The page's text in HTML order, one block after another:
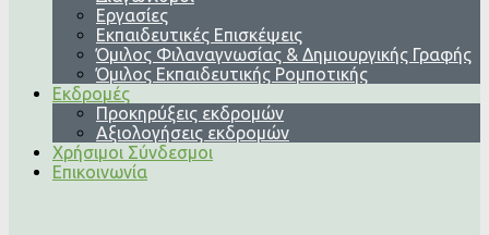
Εργασίες
Εκπαιδευτικές Επισκέψεις
Όμιλος Φιλαναγνωσίας & Δημιουργικής Γραφής
Όμιλος Εκπαιδευτικής Ρομποτικής
Εκδρομές
Προκηρύξεις εκδρομών
Αξιολογήσεις εκδρομών
Χρήσιμοι Σύνδεσμοι
Επικοινωνία